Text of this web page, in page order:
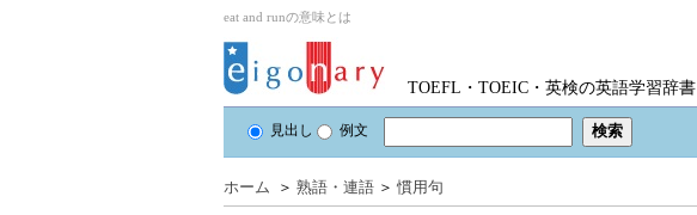
eat and runの意味とは
TOEFL・TOEIC・英検の英語学習辞書
見出し 例文
ホーム ＞ 熟語・連語 ＞ 慣用句